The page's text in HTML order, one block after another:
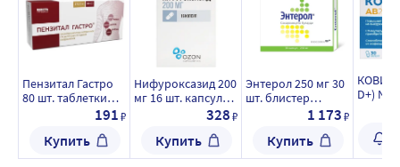
Пензитал Гастро
80 шт. таблетки
мой оболочкой
191₽
Купить
Нифуроксазид 200
мг 16 шт. капсулы/
328₽
Купить
Энтерол 250 мг 30
шт. блистер
1 173₽
Купить
D+)